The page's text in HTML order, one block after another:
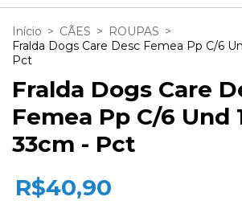
Início > CÃES > ROUPAS >
Fralda Dogs Care Desc Femea Pp C/6
Pct
Fralda Dogs Care
Femea Pp C/6 Und
33cm - Pct
R$40,90